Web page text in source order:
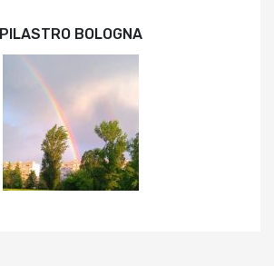
PILASTRO BOLOGNA